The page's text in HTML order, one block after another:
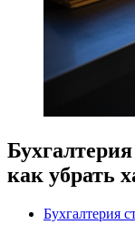
как убрать
Бухгалтерия